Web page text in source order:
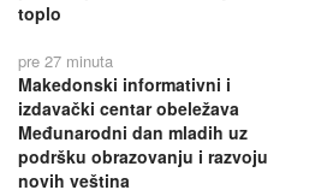
toplo
pre 27 minuta
Makedonski informativni i
izdavački centar obeležava
Međunarodni dan mladih uz
podršku obrazovanju i razvoju
novih veština